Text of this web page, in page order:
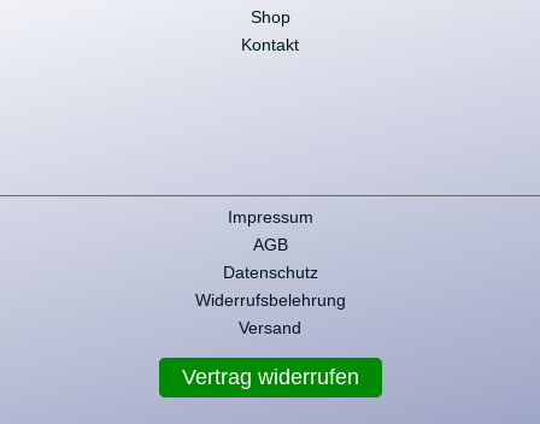
Shop
Kontakt
Impressum
AGB
Datenschutz
Widerrufsbelehrung
Versand
Vertrag widerrufen